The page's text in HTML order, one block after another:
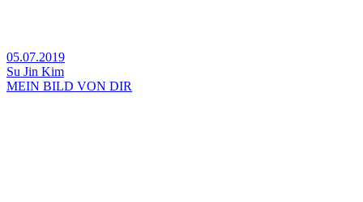
05.07.2019
Su Jin Kim
MEIN BILD VON DIR